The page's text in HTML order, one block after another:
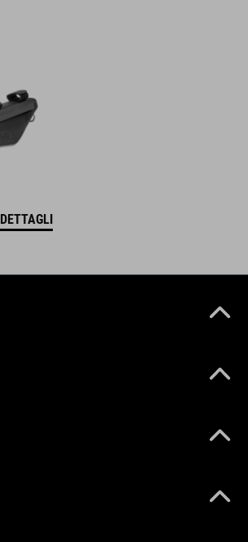
DETTAGLI